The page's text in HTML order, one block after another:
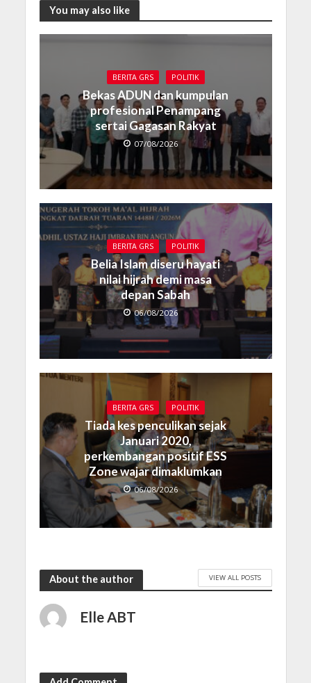
You may also like
BERITA GRS POLITIK
Bekas ADUN dan kumpulan
profesional Penampang
sertai Gagasan Rakyat
07/08/2026
BERITA GRS POLITIK
Belia Islam diseru hayati
nilai hijrah demi masa
depan Sabah
06/08/2026
BERITA GRS POLITIK
Tiada kes penculikan sejak
Januari 2020,
perkembangan positif ESS
Zone wajar dimaklumkan
06/08/2026
About the author VIEW ALL POSTS
Elle ABT